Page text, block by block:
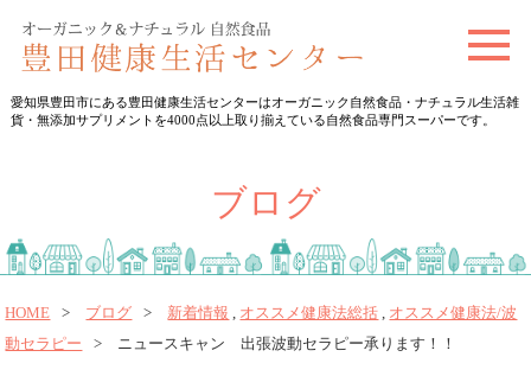
t
g
a
v
愛知県豊田市にある豊田健康生活センターはオーガニック自然食品・ナチュラル生活雑
貨・無添加サプリメントを4000点以上取り揃えている自然食品専門スーパーです。
ブログ
HOME ブログ 新着情報 , オススメ健康法総括 , オススメ健康法/波
動セラピー
ニュースキャン 出張波動セラピー承ります！！